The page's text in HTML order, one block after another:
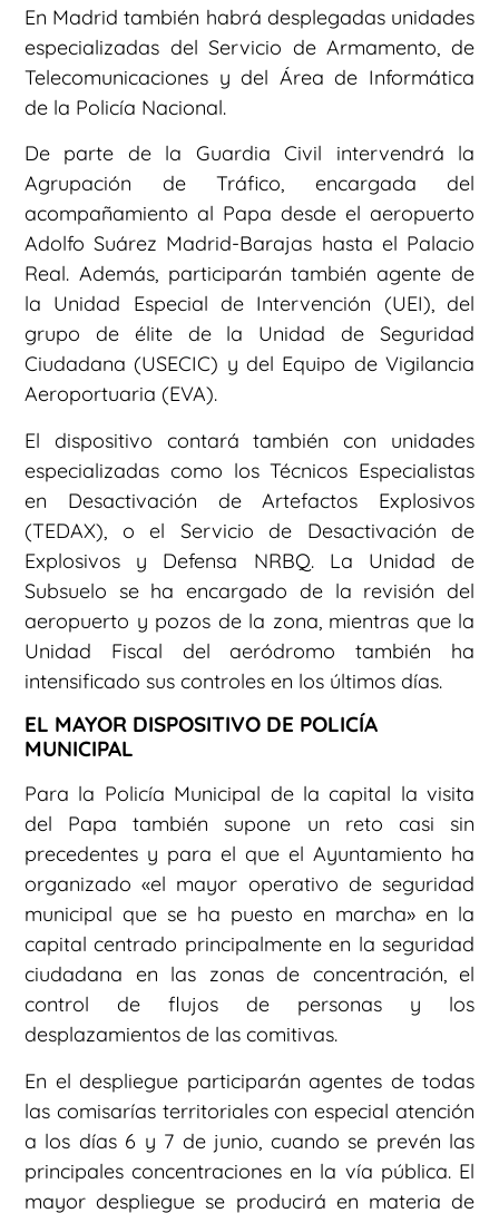
En Madrid también habrá desplegadas unidades
especializadas del Servicio de Armamento, de
Telecomunicaciones y del Área de Informática
de la Policía Nacional.
De parte de la Guardia Civil intervendrá la
Agrupación de Tráfico, encargada del
acompañamiento al Papa desde el aeropuerto
Adolfo Suárez Madrid-Barajas hasta el Palacio
Real. Además, participarán también agente de
la Unidad Especial de Intervención (UEI), del
grupo de élite de la Unidad de Seguridad
Ciudadana (USECIC) y del Equipo de Vigilancia
Aeroportuaria (EVA).
El dispositivo contará también con unidades
especializadas como los Técnicos Especialistas
en Desactivación de Artefactos Explosivos
(TEDAX), o el Servicio de Desactivación de
Explosivos y Defensa NRBQ. La Unidad de
Subsuelo se ha encargado de la revisión del
aeropuerto y pozos de la zona, mientras que la
Unidad Fiscal del aeródromo también ha
intensificado sus controles en los últimos días.
EL MAYOR DISPOSITIVO DE POLICÍA
MUNICIPAL
Para la Policía Municipal de la capital la visita
del Papa también supone un reto casi sin
precedentes y para el que el Ayuntamiento ha
organizado «el mayor operativo de seguridad
municipal que se ha puesto en marcha» en la
capital centrado principalmente en la seguridad
ciudadana en las zonas de concentración, el
control de flujos de personas y los
desplazamientos de las comitivas.
En el despliegue participarán agentes de todas
las comisarías territoriales con especial atención
a los días 6 y 7 de junio, cuando se prevén las
principales concentraciones en la vía pública. El
mayor despliegue se producirá en materia de